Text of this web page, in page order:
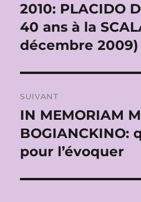
l’article
précédente :
2010: PLACIDO
40 ans à la
décembre 2009)
SUIVANT
Publication
suivante :
IN MEMORIAM
BOGIANCKINO:
pour l’évoquer